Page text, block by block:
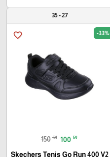
27 - 35
favorite_border -33%
150 ₪ 100 ₪
Skechers Tenis Go Run 400 V2